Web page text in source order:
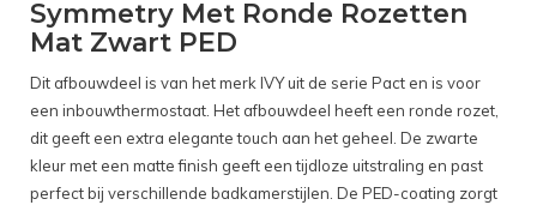
Symmetry Met Ronde Rozetten
Mat Zwart PED
Dit afbouwdeel is van het merk IVY uit de serie Pact en is voor
een inbouwthermostaat. Het afbouwdeel heeft een ronde rozet,
dit geeft een extra elegante touch aan het geheel. De zwarte
kleur met een matte finish geeft een tijdloze uitstraling en past
perfect bij verschillende badkamerstijlen. De PED-coating zorgt